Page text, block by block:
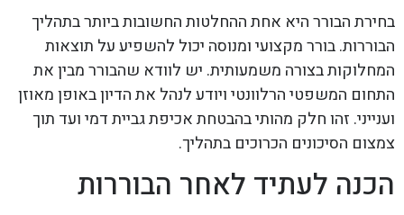
בחירת הבורר היא אחת ההחלטות החשובות ביותר בתהליך
הבוררות. בורר מקצועי ומנוסה יכול להשפיע על תוצאות
המחלוקות בצורה משמעותית. יש לוודא שהבורר מבין את
התחום המשפטי הרלוונטי ויודע לנהל את הדיון באופן מאוזן
וענייני. זהו חלק מהותי בהבטחת אכיפת גביית דמי ועד תוך
צמצום הסיכונים הכרוכים בתהליך.
הכנה לעתיד לאחר הבוררות